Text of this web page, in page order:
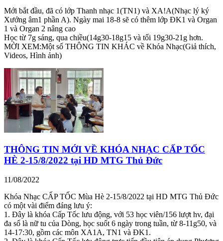
Mới bắt đầu, đã có lớp Thanh nhạc 1(TN1) và XA!A(Nhạc lý ký
Xướng âm1 phần A). Ngày mai 18-8 sẽ có thêm lớp ĐK1 và Organ
1 và Organ 2 nâng cao
Học từ 7g sáng, qua chiều(14g30-18g15 và tối 19g30-21g hơn.
MỜI XEM:Một số THÔNG TIN KHÁC về Khóa Nhạc(Giả thích,
Videos, Hình ảnh)
THÔNG TIN MỚI VỀ KHÓA NHẠC CẤP TỐC
HÈ 2-15/8/2022 tại HD MTG Thủ Đức
11/08/2022
Khóa Nhạc CẤP TỐC Mùa Hè 2-15/8/2022 tại HD MTG Thủ Đức
có một vài điểm đáng lưu ý:
1. Đây là khóa Cấp Tốc lưu động, với 53 học viên/156 lượt hv, đại
đa số là nữ tu của Dòng, học suốt 6 ngày trong tuần, từ 8-11g50, và
14-17:30, gồm các môn XA1A, TN1 và ĐK1.